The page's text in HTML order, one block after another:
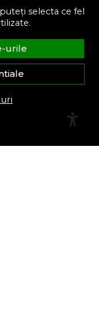
selecta ce fel
urile